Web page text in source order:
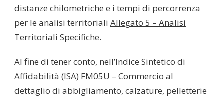
distanze chilometriche e i tempi di percorrenza
per le analisi territoriali Allegato 5 – Analisi
Territoriali Specifiche.
Al fine di tener conto, nell’Indice Sintetico di
Affidabilità (ISA) FM05U – Commercio al
dettaglio di abbigliamento, calzature, pelletterie